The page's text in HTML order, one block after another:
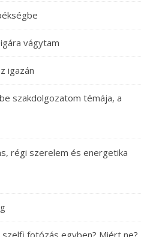
vágytam
igazán
szakdolgozatom témája, a
régi szerelem és energetika
fotózás egyben? Miért ne?